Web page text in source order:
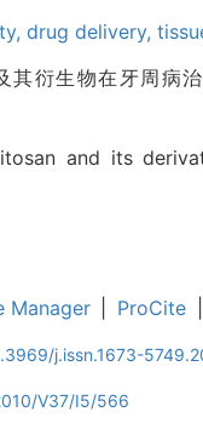
drug delivery,
其衍生物在牙周病
and its
Manager ProCite
j.issn.1673-
V37/I5/566